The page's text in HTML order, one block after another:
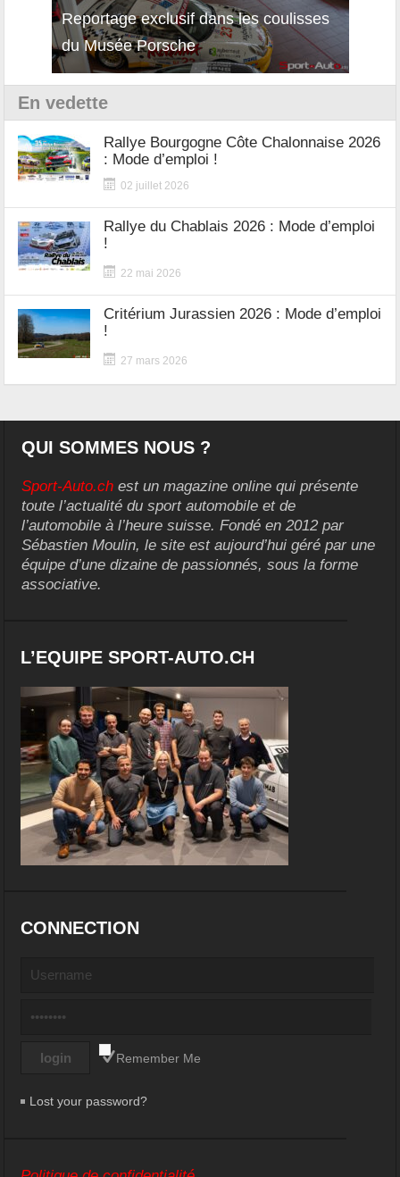
Reportage exclusif dans les coulisses
du Musée Porsche
En vedette
Rallye Bourgogne Côte Chalonnaise 2026
: Mode d’emploi !
02 juillet 2026
Rallye du Chablais 2026 : Mode d’emploi
!
22 mai 2026
Critérium Jurassien 2026 : Mode d’emploi
!
27 mars 2026
QUI SOMMES NOUS ?
Sport-Auto.ch est un magazine online qui présente
toute l’actualité du sport automobile et de
l’automobile à l’heure suisse. Fondé en 2012 par
Sébastien Moulin, le site est aujourd’hui géré par une
équipe d’une dizaine de passionnés, sous la forme
associative.
L’EQUIPE SPORT-AUTO.CH
CONNECTION
Remember Me
Lost your password?